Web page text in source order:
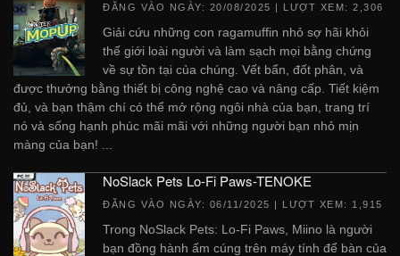
ĐĂNG VÀO NGÀY: 20/08/2025 | LƯỢT XEM: 2,306
Giải cứu những con ragamuffin nhỏ sợ hãi khỏi
thế giới loài người và làm sạch mọi bằng chứng
về sự tồn tại của chúng. Vết bẩn, đốt phân, và
được thưởng bằng thiết bị công nghệ cao và nâng cấp. Tiết kiệm
đủ, và bạn thậm chí có thể mở rộng ngôi nhà của bạn, trang trí
nó và sống hạnh phúc mãi mãi với những người bạn nhỏ mịn
màng của bạn! ...
NoSlack Pets Lo-Fi Paws-TENOKE
ĐĂNG VÀO NGÀY: 06/11/2025 | LƯỢT XEM: 1,915
Trong NoSlack Pets: Lo-Fi Paws, Miino là người
bạn đồng hành ấm cúng trên máy tính để bàn của